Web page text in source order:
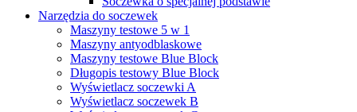
Narzędzia do soczewek
Maszyny testowe 5 w 1
Maszyny antyodblaskowe
Maszyny testowe Blue Block
Długopis testowy Blue Block
Wyświetlacz soczewki A
Wyświetlacz soczewek B